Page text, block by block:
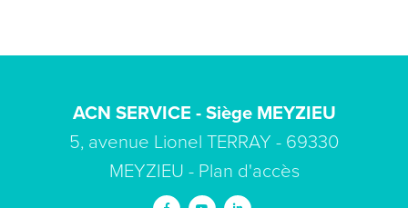
ACN SERVICE - Siège MEYZIEU
5, avenue Lionel TERRAY - 69330
MEYZIEU - Plan d'accès